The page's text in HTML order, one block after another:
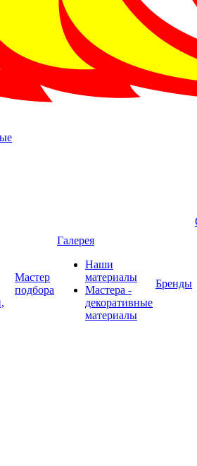
Мастер
подбора
Галерея
Наши
материалы
Мастера -
декоративные
материалы
Бренды